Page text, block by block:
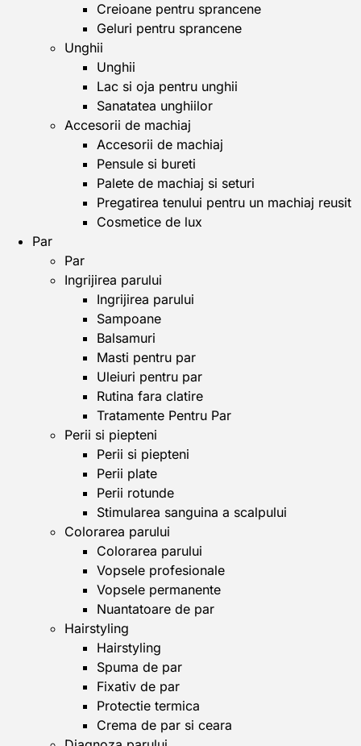
Creioane pentru sprancene
Geluri pentru sprancene
Unghii
Unghii
Lac si oja pentru unghii
Sanatatea unghiilor
Accesorii de machiaj
Accesorii de machiaj
Pensule si bureti
Palete de machiaj si seturi
Pregatirea tenului pentru un machiaj reusit
Cosmetice de lux
Par
Par
Ingrijirea parului
Ingrijirea parului
Sampoane
Balsamuri
Masti pentru par
Uleiuri pentru par
Rutina fara clatire
Tratamente Pentru Par
Perii si piepteni
Perii si piepteni
Perii plate
Perii rotunde
Stimularea sanguina a scalpului
Colorarea parului
Colorarea parului
Vopsele profesionale
Vopsele permanente
Nuantatoare de par
Hairstyling
Hairstyling
Spuma de par
Fixativ de par
Protectie termica
Crema de par si ceara